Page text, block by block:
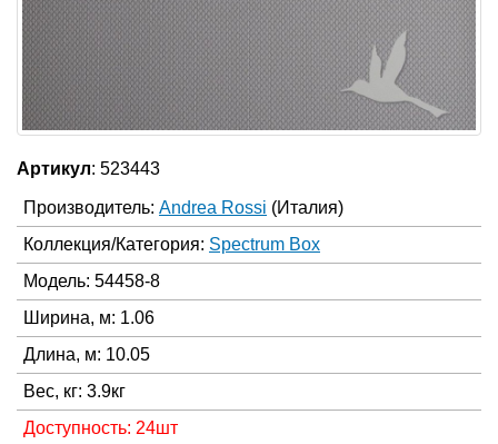
Артикул: 523443
Производитель: Andrea Rossi (Италия)
Коллекция/Категория: Spectrum Box
Модель: 54458-8
Ширина, м: 1.06
Длина, м: 10.05
Вес, кг: 3.9кг
Доступность: 24шт